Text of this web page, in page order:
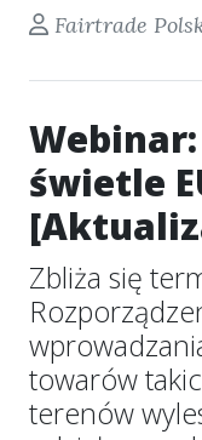
Fairtrade
świetle
Zbliża się
towarów
terenów